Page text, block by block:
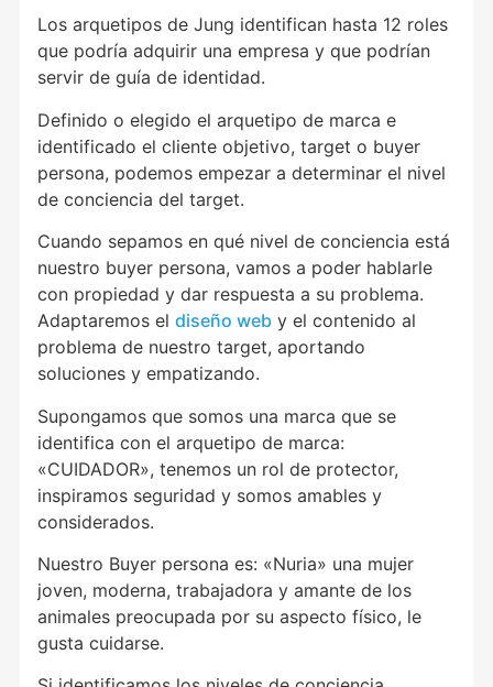
Los arquetipos de Jung identifican hasta 12 roles
que podría adquirir una empresa y que podrían
servir de guía de identidad.
Definido o elegido el arquetipo de marca e
identificado el cliente objetivo, target o buyer
persona, podemos empezar a determinar el nivel
de conciencia del target.
Cuando sepamos en qué nivel de conciencia está
nuestro buyer persona, vamos a poder hablarle
con propiedad y dar respuesta a su problema.
Adaptaremos eldiseño web y el contenido al
problema de nuestro target, aportando
soluciones y empatizando.
Supongamos que somos una marca que se
identifica con el arquetipo de marca:
«CUIDADOR», tenemos un rol de protector,
inspiramos seguridad y somos amables y
considerados.
Nuestro Buyer persona es: «Nuria» una mujer
joven, moderna, trabajadora y amante de los
animales preocupada por su aspecto físico, le
gusta cuidarse.